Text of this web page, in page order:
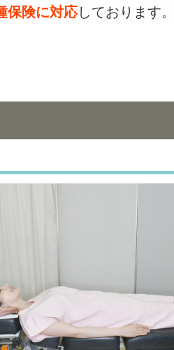
保険に対応しております。